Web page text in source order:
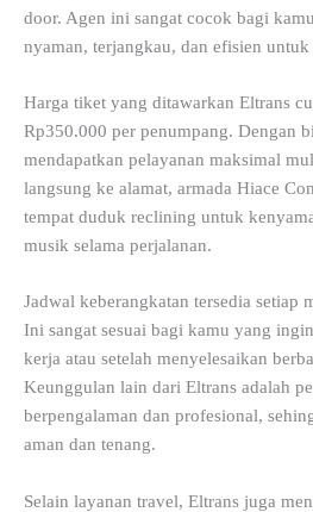
door. Agen ini sangat cocok bagi
nyaman, terjangkau, dan efisien untuk
Harga tiket yang ditawarkan Eltrans
Rp350.000 per penumpang. Dengan
mendapatkan pelayanan maksimal
langsung ke alamat, armada Hiace
tempat duduk reclining untuk
musik selama perjalanan.
Jadwal keberangkatan tersedia setiap
Ini sangat sesuai bagi kamu yang
kerja atau setelah menyelesaikan
Keunggulan lain dari Eltrans adalah
berpengalaman dan profesional,
aman dan tenang.
Selain layanan travel, Eltrans juga